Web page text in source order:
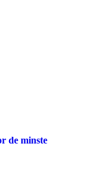
de minste